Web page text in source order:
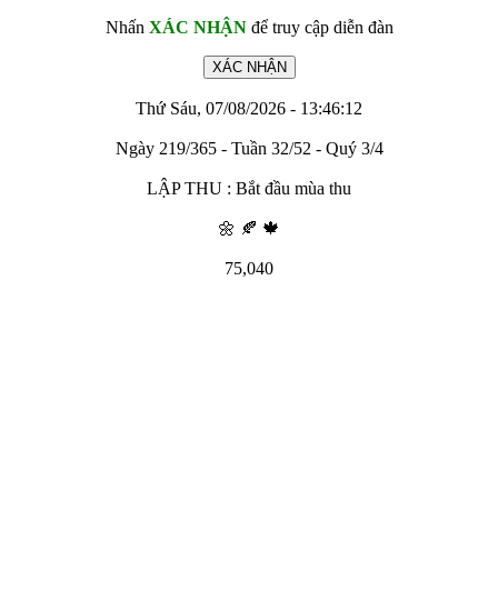
Nhấn XÁC NHẬNđể truy cập diễn đàn
Thứ Sáu, 07/08/2026 - 13:46:12
Ngày 219/365 - Tuần 32/52 - Quý 3/4
LẬP THU : Bắt đầu mùa thu
🌼 🍂 🍁
75,040